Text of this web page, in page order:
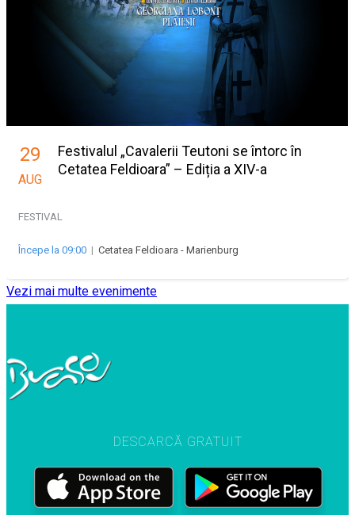
29
AUG
Festivalul „Cavalerii Teutoni se întorc în
Cetatea Feldioara” – Ediția a XIV-a
FESTIVAL
Începe la 09:00 | Cetatea Feldioara - Marienburg
Vezi mai multe evenimente
DESCARCĂ GRATUIT